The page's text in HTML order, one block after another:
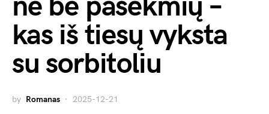
ne be pasekmių –
kas iš tiesų vyksta
su sorbitoliu
by Romanas 2025-12-21